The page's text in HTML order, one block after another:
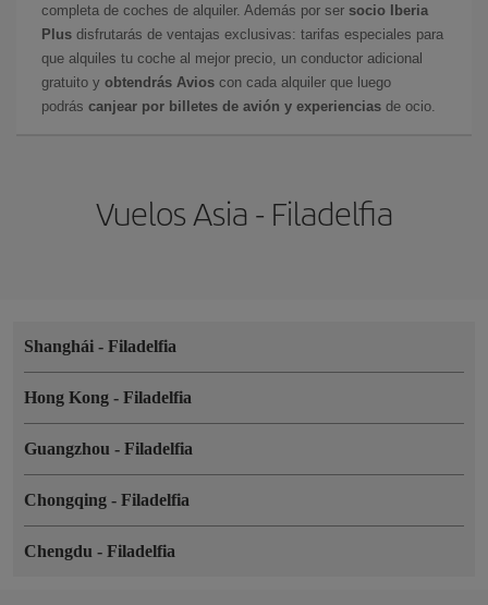
completa de coches de alquiler. Además por ser socio Iberia
Plus disfrutarás de ventajas exclusivas: tarifas especiales para
que alquiles tu coche al mejor precio, un conductor adicional
gratuito y obtendrás Avios con cada alquiler que luego
podrás canjear por billetes de avión y experiencias de ocio.
Vuelos Asia - Filadelfia
Shanghái - Filadelfia
Hong Kong - Filadelfia
Guangzhou - Filadelfia
Chongqing - Filadelfia
Chengdu - Filadelfia